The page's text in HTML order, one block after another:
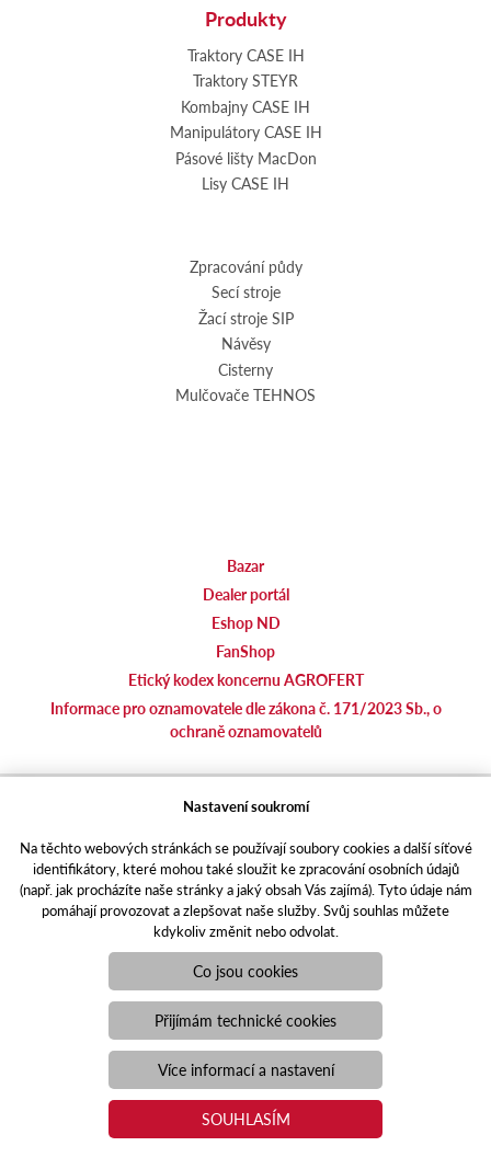
Produkty
Traktory CASE IH
Traktory STEYR
Kombajny CASE IH
Manipulátory CASE IH
Pásové lišty MacDon
Lisy CASE IH
Zpracování půdy
Secí stroje
Žací stroje SIP
Návěsy
Cisterny
Mulčovače TEHNOS
Bazar
Dealer portál
Eshop ND
FanShop
Etický kodex koncernu AGROFERT
Informace pro oznamovatele dle zákona č. 171/2023 Sb., o
ochraně oznamovatelů
Responzivní webPuxdesign | agrics.cz © 2021
Toto jsou internetové stránky společnosti AGRI CS a. s., se sídlem
v Hustopečích, Hybešova 14, PSČ 69301, IČO 26243334,
zapsané v OR vedeném Krajským soudem v Brně, oddíl B, vložka
3582. Společnost AGRI CS a.s. je členem koncernu AGROFERT
řízeného společností AGROFERT, a.s., IČO 26185610, se sídlem
na adrese Pyšelská 2327/2, Chodov, 149 00 Praha 4.
agrotec.cz
portal.caseklub.cz
shop.agrics.cz
traktorbazar.cz
eshop.agrics.cz/cs
a-finance.cz
Nastavení soukromí
Na těchto webových stránkách se používají soubory cookies a další síťové
identifikátory, které mohou také sloužit ke zpracování osobních údajů
(např. jak procházíte naše stránky a jaký obsah Vás zajímá). Tyto údaje nám
pomáhají provozovat a zlepšovat naše služby. Svůj souhlas můžete
kdykoliv změnit nebo odvolat.
Co jsou cookies
Přijímám technické cookies
Více informací a nastavení
SOUHLASÍM